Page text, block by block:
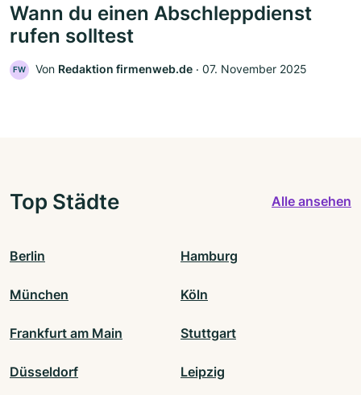
Wann du einen Abschleppdienst
rufen solltest
FW Von Redaktion firmenweb.de ‧ 07. November 2025
Top Städte Alle ansehen
Berlin Hamburg
München Köln
Frankfurt am Main Stuttgart
Düsseldorf Leipzig